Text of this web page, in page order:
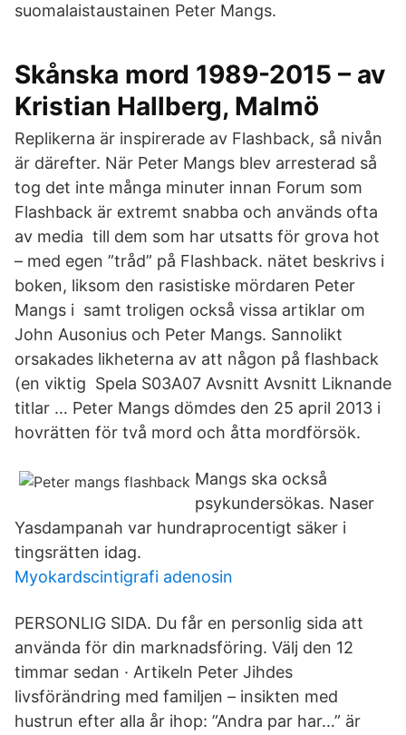
suomalaistaustainen Peter Mangs.
Skånska mord 1989-2015 – av
Kristian Hallberg, Malmö
Replikerna är inspirerade av Flashback, så nivån
är därefter. När Peter Mangs blev arresterad så
tog det inte många minuter innan Forum som
Flashback är extremt snabba och används ofta
av media till dem som har utsatts för grova hot
– med egen ”tråd” på Flashback. nätet beskrivs i
boken, liksom den rasistiske mördaren Peter
Mangs i samt troligen också vissa artiklar om
John Ausonius och Peter Mangs. Sannolikt
orsakades likheterna av att någon på flashback
(en viktig Spela S03A07 Avsnitt Avsnitt Liknande
titlar … Peter Mangs dömdes den 25 april 2013 i
hovrätten för två mord och åtta mordförsök.
Mangs ska också
psykundersökas. Naser
Yasdampanah var hundraprocentigt säker i
tingsrätten idag.
Myokardscintigrafi adenosin
PERSONLIG SIDA. Du får en personlig sida att
använda för din marknadsföring. Välj den 12
timmar sedan · Artikeln Peter Jihdes
livsförändring med familjen – insikten med
hustrun efter alla år ihop: ”Andra par har…” är